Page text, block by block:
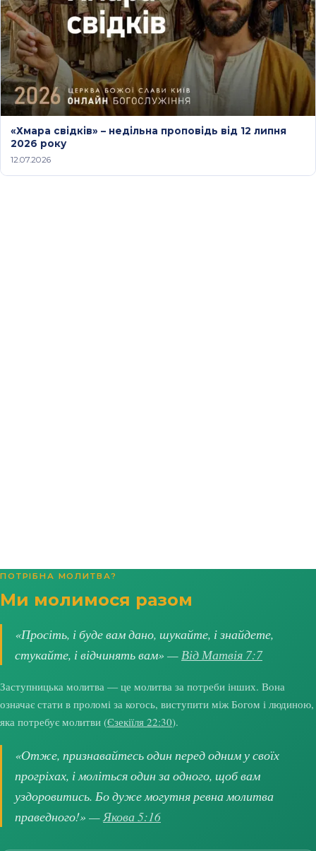
«Хмара свідків» – недільна проповідь від 12 липня
2026 року
12.07.2026
ПОТРІБНА МОЛИТВА?
Ми молимося разом
«Просіть, і буде вам дано, шукайте, і знайдете,
стукайте, і відчинять вам» —Від Матвія 7:7
Заступницька молитва — це молитва за потреби інших. Вона
означає стати в проломі за когось, виступити між Богом і людиною,
яка потребує молитви (Єзекіїля 22:30).
«Отже, признавайтесь один перед одним у своїх
прогріхах, і моліться один за одного, щоб вам
уздоровитись. Бо дуже могутня ревна молитва
праведного!» —Якова 5:16